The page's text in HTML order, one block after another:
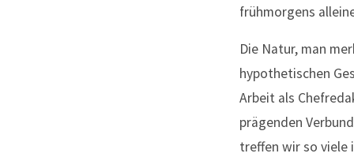
frühmorgens
Die Natur, man
hypothetischen
Arbeit als
prägenden
treffen wir so viele